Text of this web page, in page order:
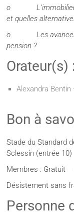
o L’immobilier
et quelles
o Les avances
pension ?
Orateur(s) :
Alexandra Bentin
Bon à
Stade du Standard
Sclessin (entrée 10)
Membres :
Désistement sans
Personne